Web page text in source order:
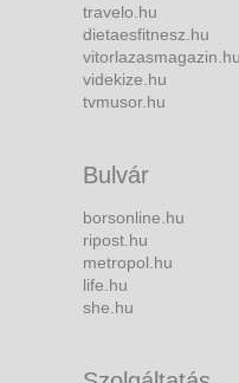
travelo.hu
dietaesfitnesz.hu
vitorlazasmagazin.hu
videkize.hu
tvmusor.hu
Bulvár
borsonline.hu
ripost.hu
metropol.hu
life.hu
she.hu